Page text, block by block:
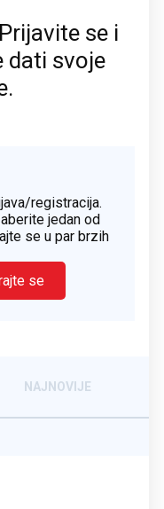
se i
dati svoje
registracija.
jedan od
se u par brzih
se
NAJNOVIJE